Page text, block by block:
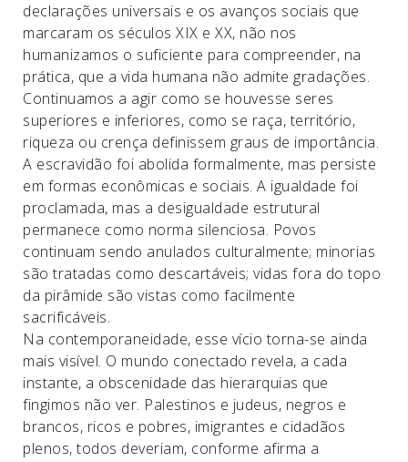
declarações universais e os avanços sociais que
marcaram os séculos XIX e XX, não nos
humanizamos o suficiente para compreender, na
prática, que a vida humana não admite gradações.
Continuamos a agir como se houvesse seres
superiores e inferiores, como se raça, território,
riqueza ou crença definissem graus de importância.
A escravidão foi abolida formalmente, mas persiste
em formas econômicas e sociais. A igualdade foi
proclamada, mas a desigualdade estrutural
permanece como norma silenciosa. Povos
continuam sendo anulados culturalmente; minorias
são tratadas como descartáveis; vidas fora do topo
da pirâmide são vistas como facilmente
sacrificáveis.
Na contemporaneidade, esse vício torna-se ainda
mais visível. O mundo conectado revela, a cada
instante, a obscenidade das hierarquias que
fingimos não ver. Palestinos e judeus, negros e
brancos, ricos e pobres, imigrantes e cidadãos
plenos, todos deveriam, conforme afirma a